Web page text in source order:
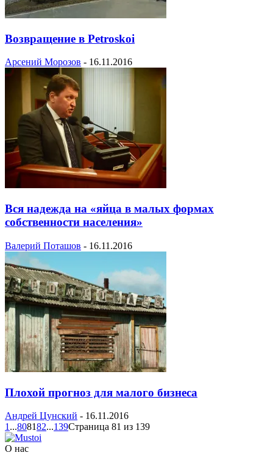
Возвращение в Petroskoi
Арсений Морозов - 16.11.2016
Вся надежда на «яйца в малых формах
собственности населения»
Валерий Поташов - 16.11.2016
Плохой прогноз для малого бизнеса
Андрей Цунский - 16.11.2016
1 ...808182...139Страница 81 из 139
О нас